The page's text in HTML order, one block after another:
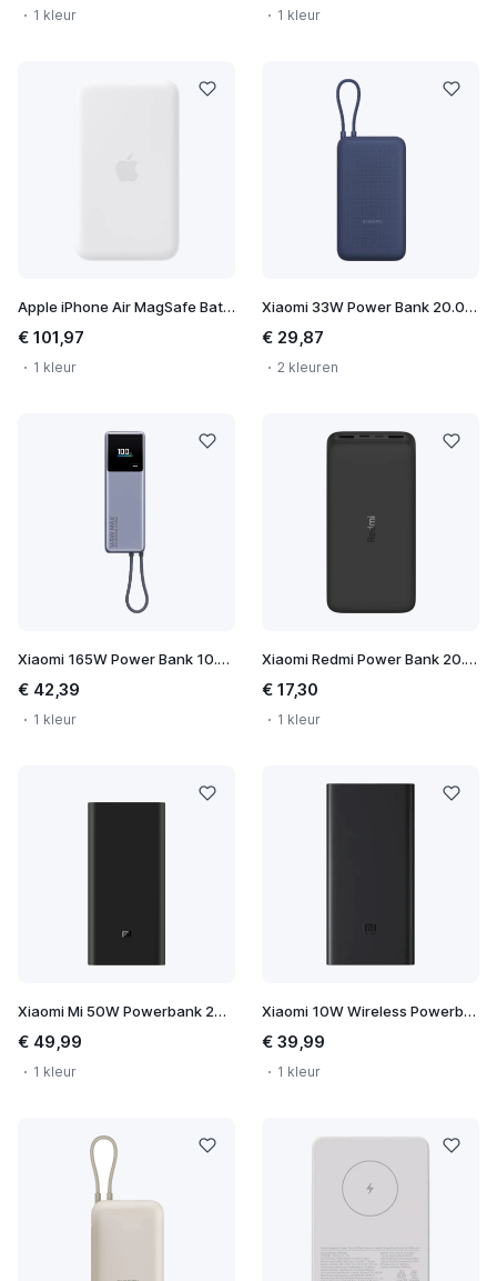
1 kleur 1 kleur
Apple iPhone Air MagSafe Battery
€ 101,97
1 kleur
Xiaomi 33W Power Bank 20.000 mAh
€ 29,87
2 kleuren
Xiaomi 165W Power Bank 10.000 mAh
€ 42,39
1 kleur
Xiaomi Redmi Power Bank 20.000 mAh
€ 17,30
1 kleur
Xiaomi Mi 50W Powerbank 20000
€ 49,99
1 kleur
Xiaomi 10W Wireless Powerbank 10000
€ 39,99
1 kleur